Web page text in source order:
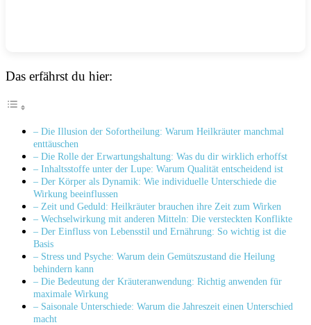
Das erfährst du hier:
– Die ​Illusion der⁣ Sofortheilung: Warum Heilkräuter manchmal
enttäuschen
– Die ⁣Rolle der ⁤Erwartungshaltung: Was ⁤du dir ⁣wirklich ⁣erhoffst
– Inhaltsstoffe unter der Lupe: Warum Qualität entscheidend ist
– Der ⁢Körper als Dynamik: ⁢Wie individuelle ⁤Unterschiede die
Wirkung beeinflussen
– Zeit ⁤und Geduld: Heilkräuter brauchen ihre ⁤Zeit zum‍ Wirken
– Wechselwirkung mit ‌anderen Mitteln: Die ‍versteckten Konflikte
– Der Einfluss von‍ Lebensstil‌ und Ernährung: So wichtig ist⁣ die
Basis
– ⁢Stress⁢ und Psyche: Warum dein Gemütszustand die Heilung⁢
behindern kann
– Die Bedeutung der‍ Kräuteranwendung: Richtig anwenden für
maximale Wirkung
– Saisonale Unterschiede: ‌Warum die Jahreszeit einen Unterschied
macht